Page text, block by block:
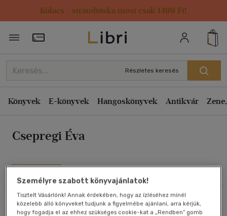
Kulacs / strandtáska most csak 1499 Ft!
Törzsvásárlói Kártya adatai
Részletes keresés
Könyvek E-könyvek Hangoskönyvek Antikvár
Csepregi Éva
Művei
Szűrés Rendezés
Rendezés
Kiadás éve szerint csökkenő
Ár szerint csökkenő
Eladott darabszám szerint csökkenő
Cím szerint A-Z
Szerző szerint A-Z
Megjelenítés
Személyre szabott könyvajánlatok!
Tisztelt Vásárlónk! Annak érdekében, hogy az ízléséhez minél
közelebb álló könyveket tudjunk a figyelmébe ajánlani, arra kérjük,
hogy fogadja el az ehhez szükséges cookie-kat a „Rendben” gomb